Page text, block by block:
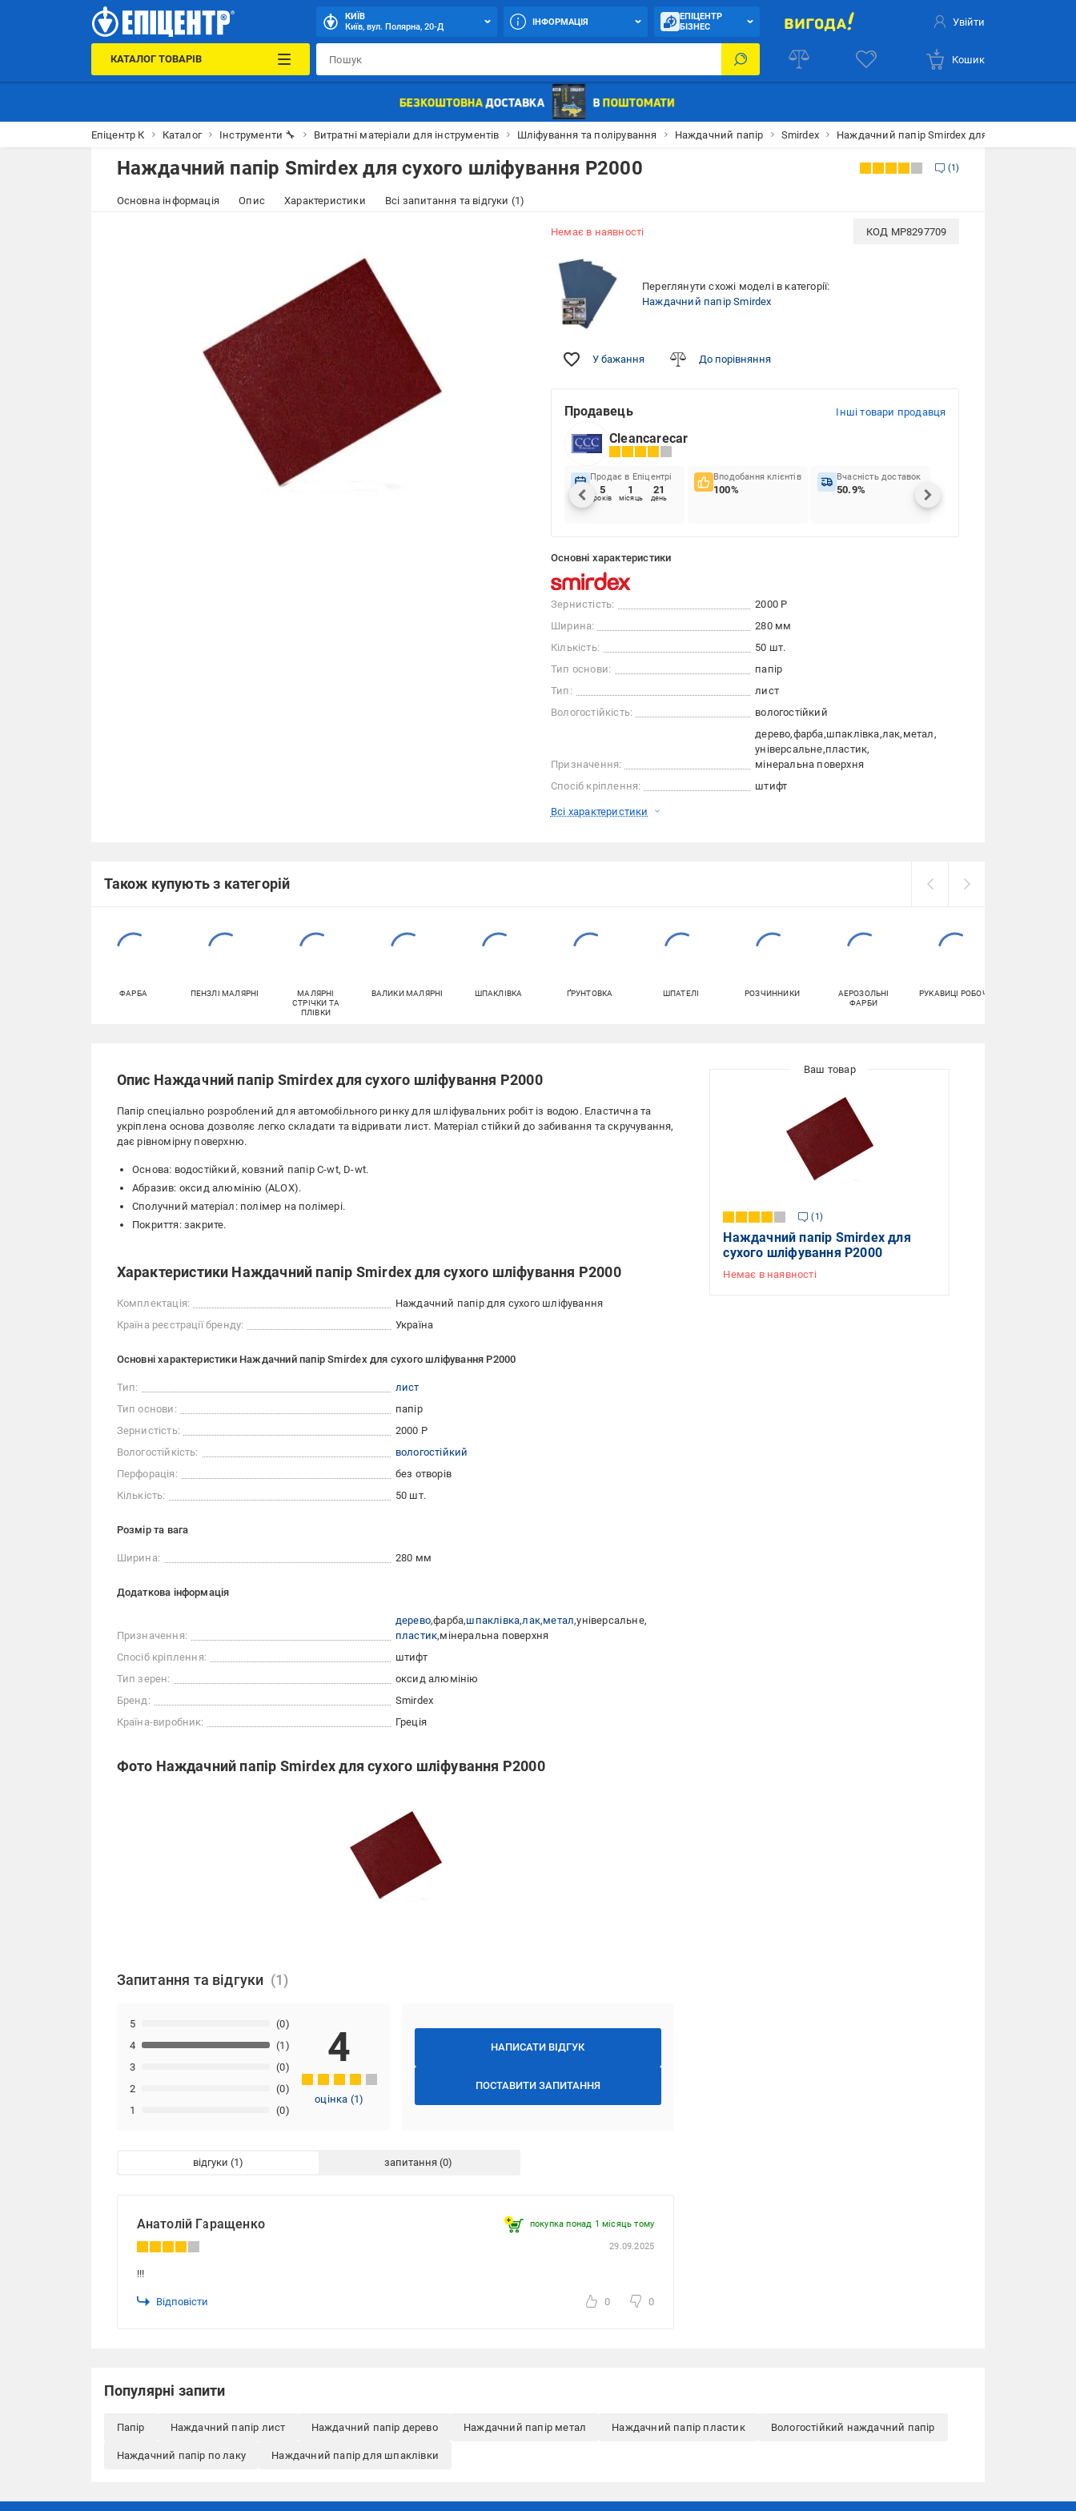
КИЇВ
Київ, вул. Полярна, 20-Д
ІНФОРМАЦІЯ
ЕПІЦЕНТР
БІЗНЕС
Увійти
КАТАЛОГ ТОВАРІВ Кошик
Епіцентр К Каталог Інструменти 🔧 Витратні матеріали для інструментів Шліфування та полірування Наждачний папір Smirdex Наждачний папір Smirdex для сухого
Наждачний папір Smirdex для сухого шліфування P2000 1
Основна інформація Опис Характеристики Всі запитання та відгуки (1)
Немає в наявності КОД MP8297709
Переглянути схожі моделі в категорії:
Наждачний папір Smirdex
У бажання До порівняння
Продавець Інші товари продавця
Cleancarecar
Продає в Епіцентрі
5
років
1
місяць
21
день
Вподобання клієнтів
100%
Вчасність доставок
50.9%
Основні характеристики
Зернистість:
2000 Р
Ширина:
280 мм
Кількість:
50 шт.
Тип основи:
папір
Тип:
лист
Вологостійкість:
вологостійкий
Призначення:
дерево фарба шпаклівка лак метал
універсальне пластик
мінеральна поверхня
Спосіб кріплення:
штифт
Всі характеристики
Також купують з категорій
ФАРБА ПЕНЗЛІ МАЛЯРНІ
МАЛЯРНІ
СТРІЧКИ ТА
ПЛІВКИ
ВАЛИКИ МАЛЯРНІ ШПАКЛІВКА ҐРУНТОВКА ШПАТЕЛІ РОЗЧИННИКИ
АЕРОЗОЛЬНІ
ФАРБИ
РУКАВИЦІ РОБОЧІ
Опис Наждачний папір Smirdex для сухого шліфування P2000
Папір спеціально розроблений для автомобільного ринку для шліфувальних робіт із водою. Еластична та
укріплена основа дозволяє легко складати та відривати лист. Матеріал стійкий до забивання та скручування,
дає рівномірну поверхню.
Основа: водостійкий, ковзний папір C-wt, D-wt.
Абразив: оксид алюмінію (ALOX).
Сполучний матеріал: полімер на полімері.
Покриття: закрите.
Характеристики Наждачний папір Smirdex для сухого шліфування P2000
Комплектація:
Наждачний папір для сухого шліфування
Країна реєстрації бренду:
Україна
Основні характеристики Наждачний папір Smirdex для сухого шліфування P2000
Тип:
лист
Тип основи:
папір
Зернистість:
2000 Р
Вологостійкість:
вологостійкий
Перфорація:
без отворів
Кількість:
50 шт.
Розмір та вага
Ширина: 280 мм
Додаткова інформація
Призначення:
дерево фарба шпаклівка лак метал універсальне
пластик мінеральна поверхня
Спосіб кріплення:
штифт
Тип зерен:
оксид алюмінію
Бренд:
Smirdex
Країна-виробник:
Греція
Фото Наждачний папір Smirdex для сухого шліфування P2000
Запитання та відгуки
НАПИСАТИ ВІДГУК
ПОСТАВИТИ ЗАПИТАННЯ
1 (0)
2 (0)
3 (0)
4 (1)
5 (0)
4
оцінка (1)
відгуки запитання
Анатолій Гаращенко покупка понад 1 місяць тому
29.09.2025
!!!
Відповісти 0 0
1
Наждачний папір Smirdex для
сухого шліфування P2000
Немає в наявності
Популярні запити
Папір Наждачний папір лист Наждачний папір дерево Наждачний папір метал Наждачний папір пластик Вологостійкий наждачний папір
Наждачний папір по лаку Наждачний папір для шпаклівки